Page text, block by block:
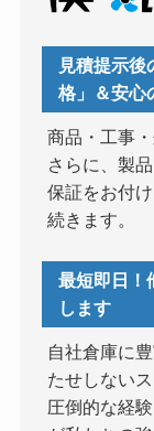
見積提示後
格」＆安心
商品・工事
さらに、製
保証をお付
続きます。
最短即日！
します
自社倉庫に
たせしない
圧倒的な経